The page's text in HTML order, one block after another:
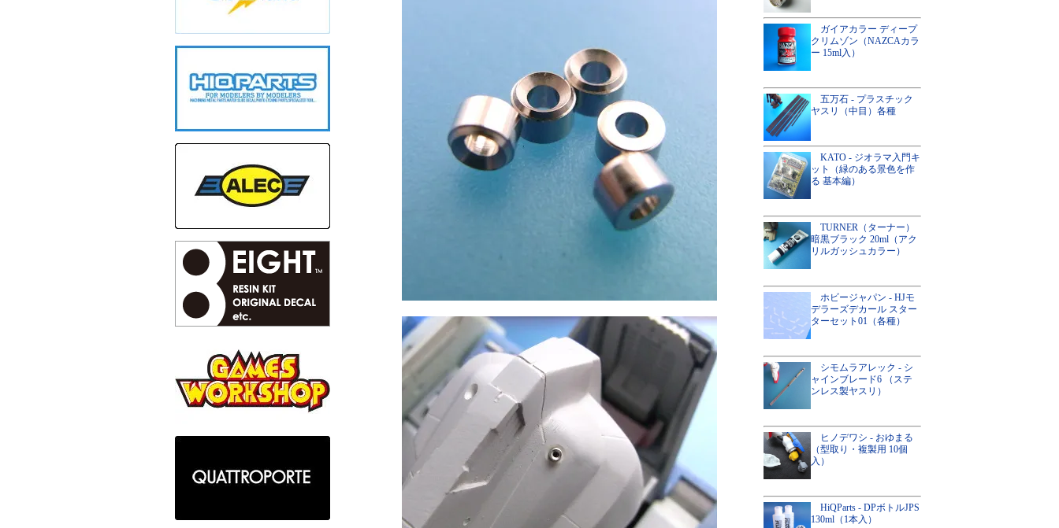
ガイアカラー ディープ
クリムゾン（NAZCAカラ
ー 15ml入）
五万石 - プラスチック
ヤスリ（中目）各種
KATO - ジオラマ入門キ
ット（緑のある景色を作
る 基本編）
TURNER（ターナー）
暗黒ブラック 20ml（アク
リルガッシュカラー）
ホビージャパン - HJモ
デラーズデカール スター
ターセット01（各種）
シモムラアレック - シ
ャインブレード6 （ステ
ンレス製ヤスリ）
ヒノデワシ - おゆまる
（型取り・複製用 10個
入）
HiQParts - DPボトルJPS
130ml（1本入）